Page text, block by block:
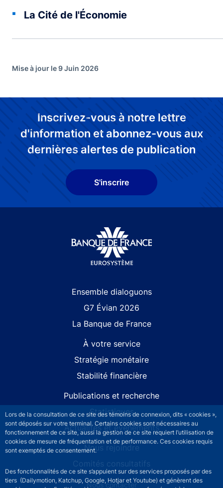
Lors de la consultation de ce site des témoins de connexion, dits « cookies »,
sont déposés sur votre terminal. Certains cookies sont nécessaires au
fonctionnement de ce site, aussi la gestion de ce site requiert l’utilisation de
cookies de mesure de fréquentation et de performance. Ces cookies requis
sont exemptés de consentement.
Des fonctionnalités de ce site s’appuient sur des services proposés par des
tiers (Dailymotion, Katchup, Google, Hotjar et Youtube) et génèrent des
La Cité de l'Économie
Mise à jour le 9 Juin 2026
Inscrivez-vous à notre lettre
d'information et abonnez-vous aux
dernières alertes de publication
S'inscrire
Ensemble dialoguons
G7 Évian 2026
La Banque de France
À votre service
Stratégie monétaire
Stabilité financière
Publications et recherche
Statistiques
Actualités et événements
Nous rejoindre
Comités consultatifs
Footer secondary menuNous contacter